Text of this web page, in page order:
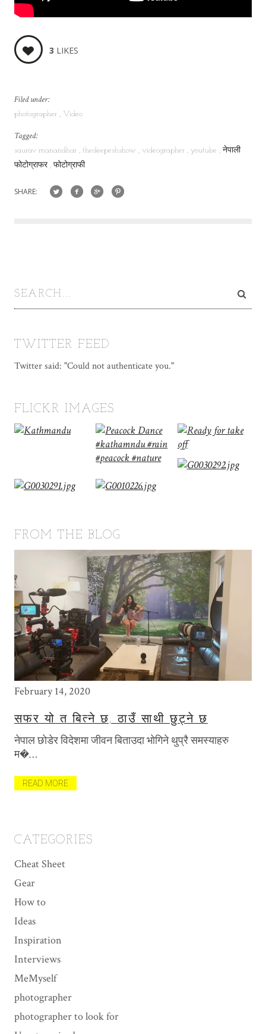
3 LIKES
Filed under:
photographer Video
Tagged:
saurav manandhar thedeepeshshow videographer youtube
नेपाली
फोटोग्राफर फोटोग्राफी
SHARE:
TWITTER FEED
Twitter said: "Could not authenticate you."
FLICKR IMAGES
FROM THE BLOG
February 14, 2020
सफर यो त बित्ने छ, ठाउँ साथी छुट्ने छ
नेपाल छोडेर विदेशमा जीवन बिताउदा भोगिने थुप्रै समस्याहरु
म�…
READ MORE
CATEGORIES
Cheat Sheet
Gear
How to
Ideas
Inspiration
Interviews
MeMyself
photographer
photographer to look for